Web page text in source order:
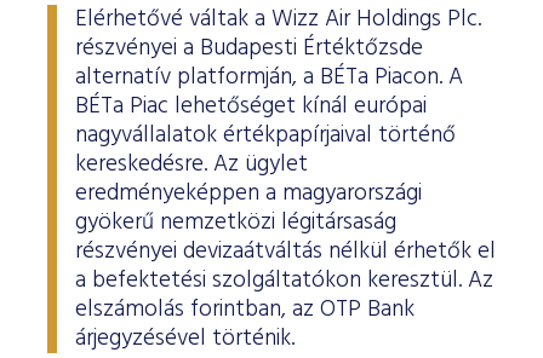
Elérhetővé váltak a Wizz Air Holdings Plc.
részvényei a Budapesti Értéktőzsde
alternatív platformján, a BÉTa Piacon. A
BÉTa Piac lehetőséget kínál európai
nagyvállalatok értékpapírjaival történő
kereskedésre. Az ügylet
eredményeképpen a magyarországi
gyökerű nemzetközi légitársaság
részvényei devizaátváltás nélkül érhetők el
a befektetési szolgáltatókon keresztül. Az
elszámolás forintban, az OTP Bank
árjegyzésével történik.